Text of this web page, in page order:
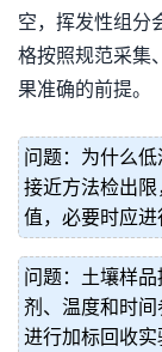
空，挥发性组分
格按照规范采集
果准确的前提。
问题：为什么
接近方法检出
值，必要时应进
问题：土壤样
剂、温度和时
进行加标回收实